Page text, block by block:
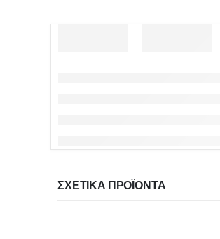
ΣΧΕΤΙΚΆ ΠΡΟΪΌΝΤΑ